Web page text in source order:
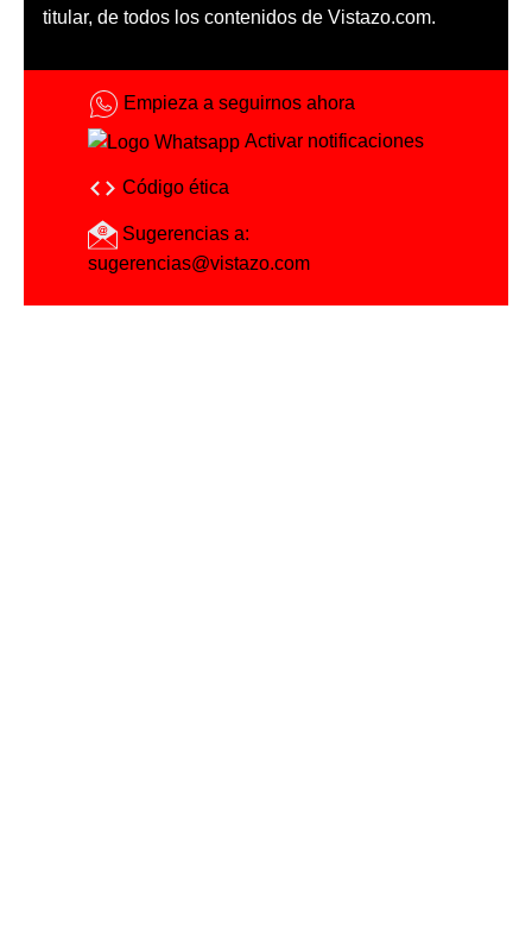
titular, de todos los contenidos de Vistazo.com.
Empieza a seguirnos ahora
Activar notificaciones
Código ética
Sugerencias a:
sugerencias@vistazo.com